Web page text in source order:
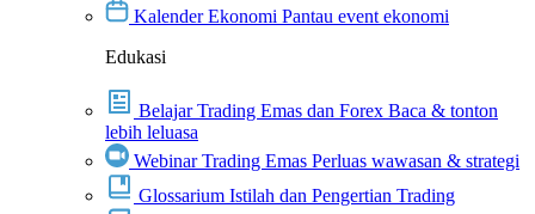
Kalender Ekonomi Pantau event ekonomi
Edukasi
Belajar Trading Emas dan Forex Baca & tonton
lebih leluasa
Webinar Trading Emas Perluas wawasan & strategi
Glossarium Istilah dan Pengertian Trading